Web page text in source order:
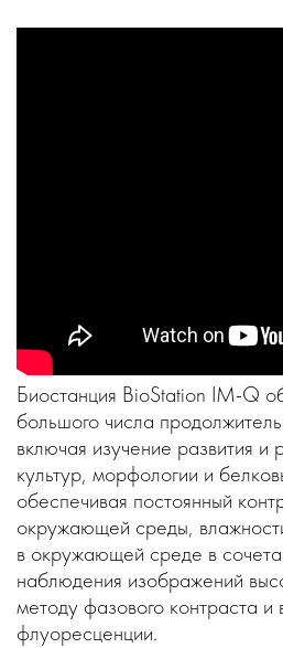
Биостанция BioStation IM-Q
большого числа
включая изучение развития и
культур, морфологии и
обеспечивая постоянный
окружающей среды,
в окружающей среде в
наблюдения изображений
методу фазового контраста и
флуоресценции.